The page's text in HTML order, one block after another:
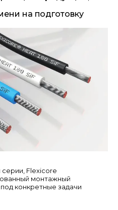
на подготовку
Flexicore
монтажный
конкретные задачи